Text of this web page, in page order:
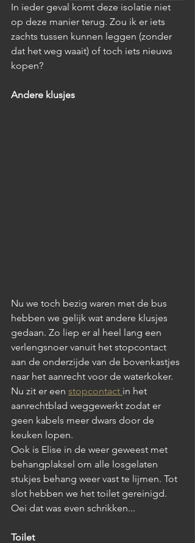
In ieder geval komt deze isolatie niet
op deze manier terug. Zou ik er iets
zachts tussen kunnen leggen (zonder
dat het weg waait) of toch iets nieuws
kopen?
Andere klusjes
Nu we toch bezig waren met de bus
hebben we gelijk wat andere klusjes
gedaan. Zo liep er al heel lang een
verlengsnoer vanuit het stopcontact
aan de onderzijde van de bovenkastjes
naar het aanrecht voor de waterkoker.
Nu zit er een stopcontact in het
aanrechtblad weggewerkt zodat er
geen kabels meer dwars door de
keuken lopen.
Ook is Elise in de weer geweest met
behangplaksel om alle losgelaten
stukjes behang weer vast te lijmen. Tot
slot hebben we het toilet gereinigd.
Oei dat was even schrikken...
Toilet